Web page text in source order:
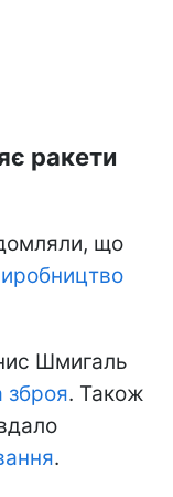
ракети
що
Шмигаль
. Також
.